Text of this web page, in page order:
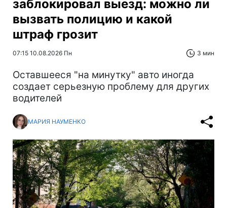
заблокировал выезд: можно ли
вызвать полицию и какой
штраф грозит
07:15 10.08.2026 Пн 3 мин
Оставшееся "на минутку" авто иногда
создает серьезную проблему для других
водителей
МАРИЯ НАУМЕНКО